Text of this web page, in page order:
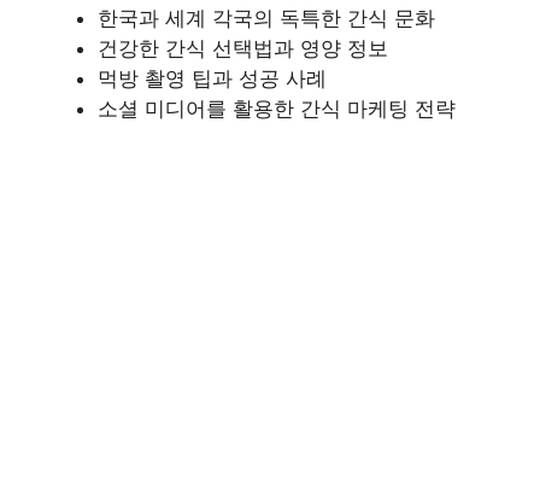
한국과 세계 각국의 독특한 간식 문화
건강한 간식 선택법과 영양 정보
먹방 촬영 팁과 성공 사례
소셜 미디어를 활용한 간식 마케팅 전략